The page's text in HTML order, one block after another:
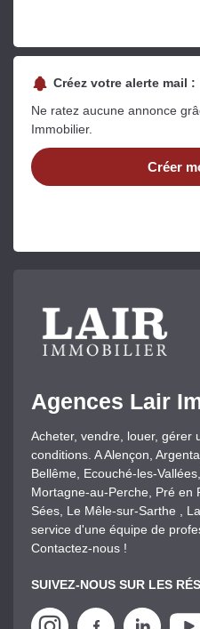
Créez votre alerte mail :
Ne ratez aucune annonce
Immobilier.
Créer
Agences Lair
Acheter, vendre, louer, gérer
conditions. A Alençon,
Bellême, Ecouché-les-
Mortagne-au-Perche, Pré en
Sées, Le Mêle-sur-Sarthe ,
service d'une équipe de
Contactez-nous !
SUIVEZ-NOUS SUR LES